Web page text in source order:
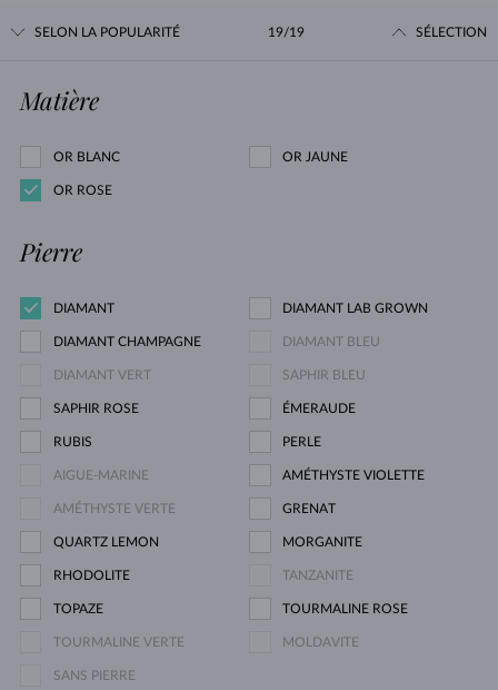
SELON LA POPULARITÉ 19/19 SÉLECTION
Matière
OR BLANC OR JAUNE
OR ROSE
Pierre
DIAMANT DIAMANT LAB GROWN
DIAMANT CHAMPAGNE DIAMANT BLEU
DIAMANT VERT SAPHIR BLEU
SAPHIR ROSE ÉMERAUDE
RUBIS PERLE
AIGUE-MARINE AMÉTHYSTE VIOLETTE
AMÉTHYSTE VERTE GRENAT
QUARTZ LEMON MORGANITE
RHODOLITE TANZANITE
TOPAZE TOURMALINE ROSE
TOURMALINE VERTE MOLDAVITE
SANS PIERRE